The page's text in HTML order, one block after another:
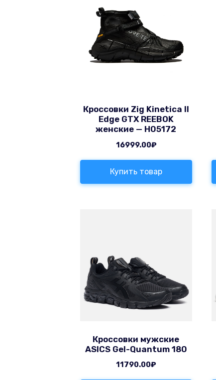
Кроссовки Zig Kinetica II
Edge GTX REEBOK
женские — H05172
16999.00₽
Купить товар
Кроссовки мужские
ASICS Gel-Quantum 180
11790.00₽